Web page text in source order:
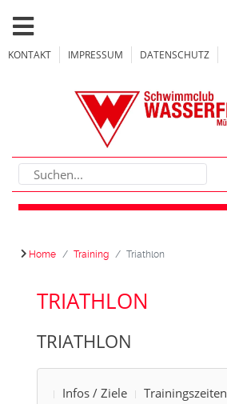
KONTAKT IMPRESSUM DATENSCHUTZ
Home Training Triathlon
TRIATHLON
TRIATHLON
Infos / Ziele
Trainingszeiten